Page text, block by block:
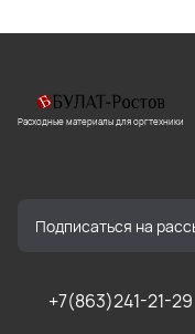
Расходные материалы для оргтехники
+7(863)241-21-29